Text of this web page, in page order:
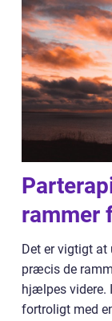
rammer
Det er vigtigt at
præcis de
hjælpes videre.
fortroligt med